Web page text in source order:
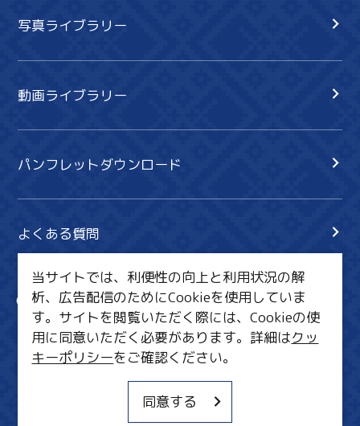
写真ライブラリー
動画ライブラリー
パンフレットダウンロード
よくある質問
サイト内検索
共有
行きたいリスト
MICE・教育・観光事業者の皆様へ
当サイトでは、利便性の向上と利用状況の解
析、広告配信のためにCookieを使用していま
す。サイトを閲覧いただく際には、Cookieの使
用に同意いただく必要があります。詳細はクッ
キーポリシーをご確認ください。
同意する